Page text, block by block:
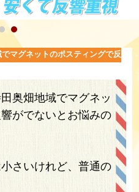
マグネットのポスティングで反
奥畑地域でマグネッ
がでないとお悩みの
さいけれど、普通の